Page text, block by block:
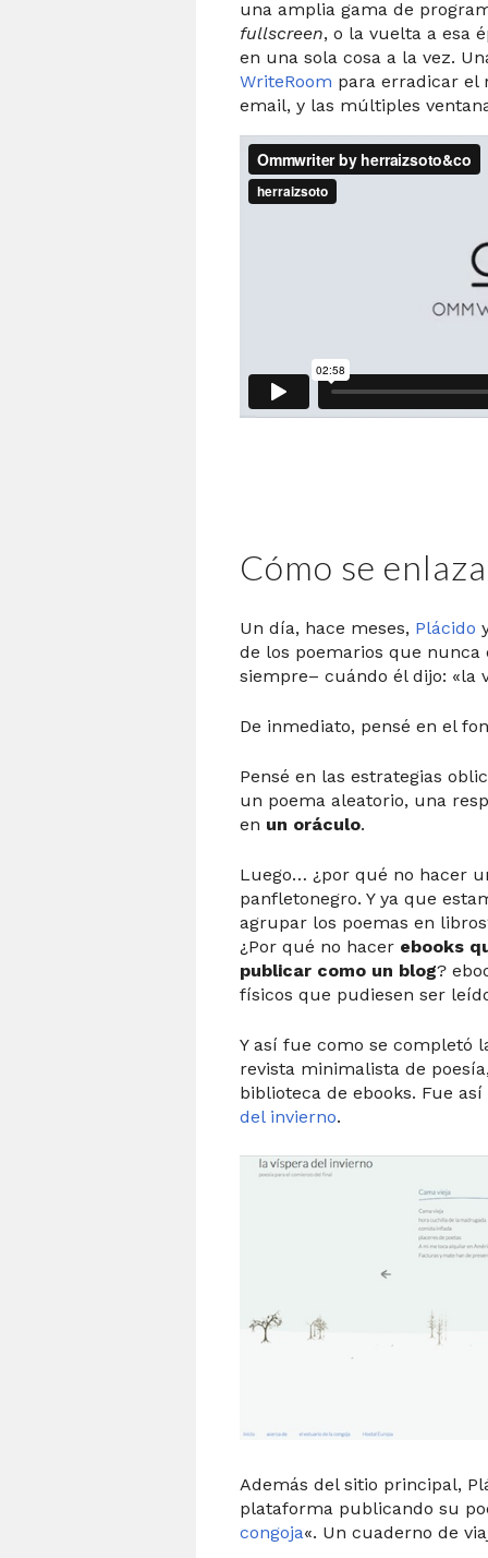
una amplia gama de
fullscreen, o la vuelta a esa
en una sola cosa a la vez.
WriteRoom para erradicar el
email, y las múltiples
Cómo se
Un día, hace meses, Plácido
de los poemarios que
siempre– cuándo él dijo: «la
De inmediato, pensé en el
Pensé en las estrategias
un poema aleatorio, una
en un oráculo.
Luego… ¿por qué no hacer
panfletonegro. Y ya que
agrupar los poemas en
¿Por qué no hacer ebooks
publicar como un blog?
físicos que pudiesen ser
Y así fue como se completó
revista minimalista de
biblioteca de ebooks. Fue
del invierno.
Además del sitio principal,
plataforma publicando su
congoja«. Un cuaderno de